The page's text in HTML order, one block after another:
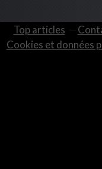
Top articles
Cookies et données